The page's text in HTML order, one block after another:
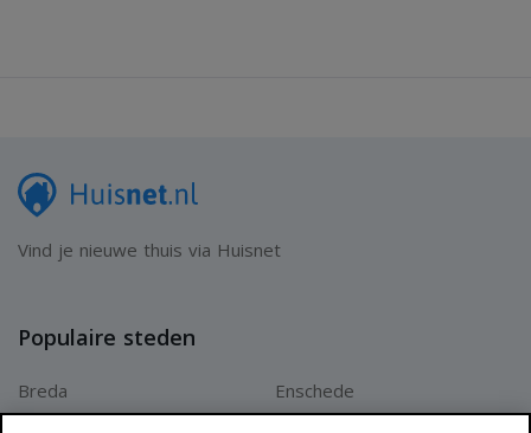
Vind je nieuwe thuis via Huisnet
Populaire steden
Breda
Enschede